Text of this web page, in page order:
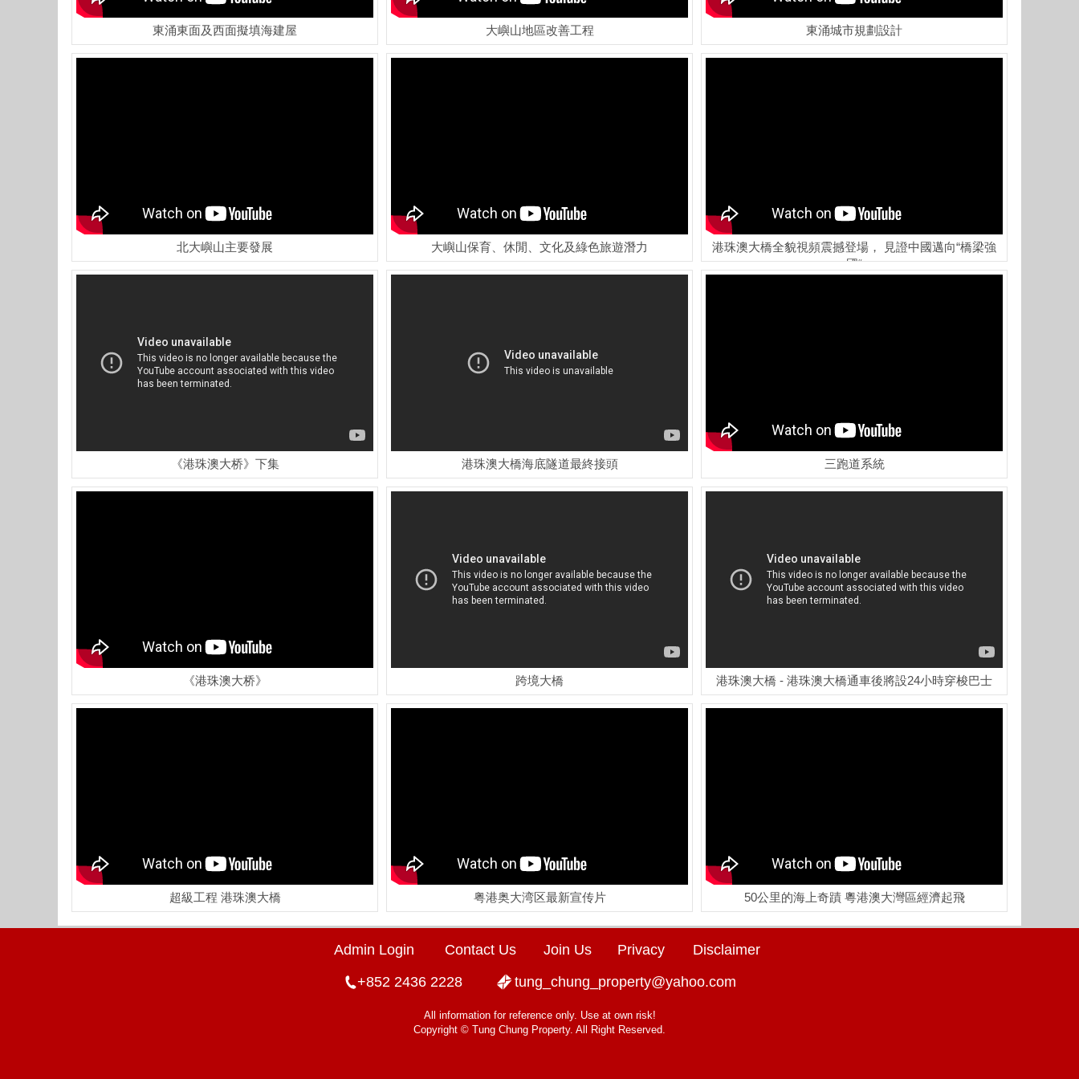
東涌東面及西面擬填海建屋 大嶼山地區改善工程 東涌城市規劃設計
北大嶼山主要發展 大嶼山保育、休閒、文化及綠色旅遊潛力
港珠澳大橋全貌視頻震撼登場， 見證中國邁向“橋梁強
國“
《港珠澳大桥》下集 港珠澳大橋海底隧道最終接頭 三跑道系統
《港珠澳大桥》 跨境大橋 港珠澳大橋 - 港珠澳大橋通車後將設24小時穿梭巴士
超級工程 港珠澳大橋 粤港奥大湾区最新宣传片 50公里的海上奇蹟 粵港澳大灣區經濟起飛
Admin Login Contact Us Join Us Privacy
Disclaimer
+852 2436 2228
tung_chung_property@yahoo.com
All information for reference only. Use at own risk!
Copyright © Tung Chung Property. All Right Reserved.